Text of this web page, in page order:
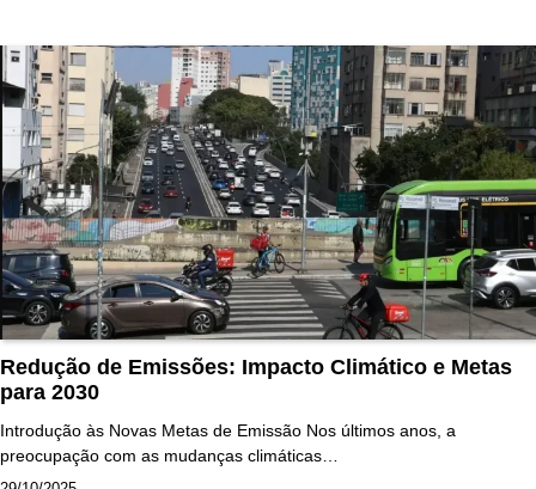
Redução de Emissões: Impacto Climático e Metas
para 2030
Introdução às Novas Metas de Emissão Nos últimos anos, a
preocupação com as mudanças climáticas…